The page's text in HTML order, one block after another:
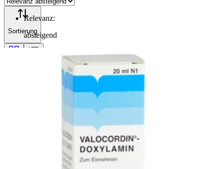
Sortierung
Relevanz:
absteigend